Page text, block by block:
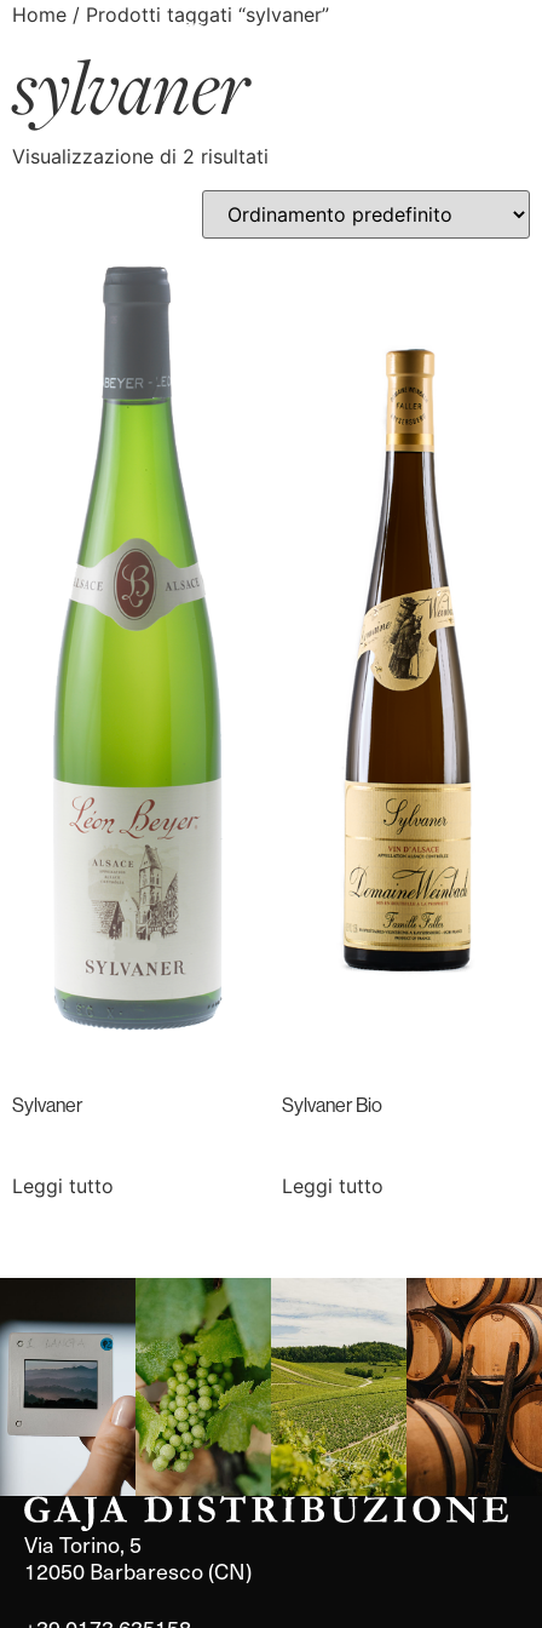
Home / Prodotti taggati “sylvaner”
sylvaner
Visualizzazione di 2 risultati
Sylvaner
Leggi tutto
Sylvaner Bio
Leggi tutto
Langa, 1977 Borgogna,
Francia
Borgogna,
Francia
Instagram
Via Torino, 5
12050 Barbaresco (CN)